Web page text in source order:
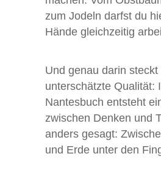
zum Jodeln darfst du
Hände gleichzeitig
Und genau darin
unterschätzte Qualität:
Nantesbuch entsteht
zwischen Denken und
anders gesagt:
und Erde unter den